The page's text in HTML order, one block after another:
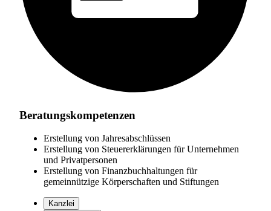
Beratungskompetenzen
Erstellung von Jahresabschlüssen
Erstellung von Steuererklärungen für Unternehmen
und Privatpersonen
Erstellung von Finanzbuchhaltungen für
gemeinnützige Körperschaften und Stiftungen
Kanzlei